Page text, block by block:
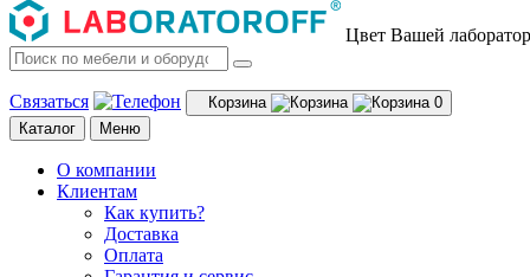
Цвет Вашей
Связаться Корзина
0
Каталог
Меню
О компании
Клиентам
Как купить?
Доставка
Оплата